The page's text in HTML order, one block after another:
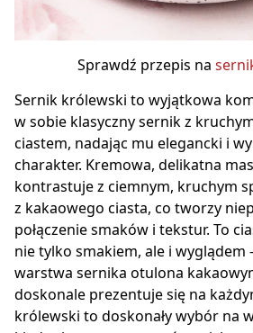
Sprawdź przepis na
Sernik królewski to wyjątkowa
w sobie klasyczny sernik z
ciastem, nadając mu elegancki i
charakter. Kremowa, delikatna
kontrastuje z ciemnym, kruchym
z kakaowego ciasta, co tworzy
połączenie smaków i tekstur. To
nie tylko smakiem, ale i wyglądem
warstwa sernika otulona
doskonale prezentuje się na
królewski to doskonały wybór na